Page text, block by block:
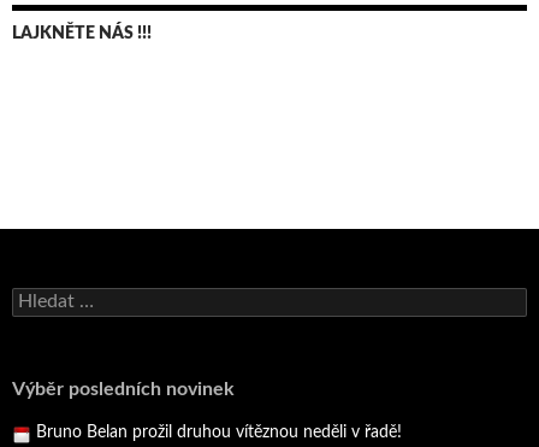
LAJKNĚTE NÁS !!!
Vyhledávání
Výběr posledních novinek
Andy Appleton obhájil dlouhodrážní titul!
Bruno Belan prožil druhou vítěznou neděli v řadě!
Bruno Belan se radoval z triumfu na domácí dráze!